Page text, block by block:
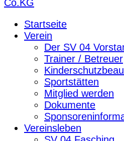
Co.KG
Startseite
Verein
Der SV 04
Trainer / Betreuer
Sportstätten
Mitglied werden
Dokumente
Vereinsleben